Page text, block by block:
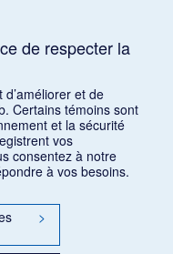
de respecter la
d’améliorer et de
Certains témoins sont
et la sécurité
vos
consentez à notre
à vos besoins.
>